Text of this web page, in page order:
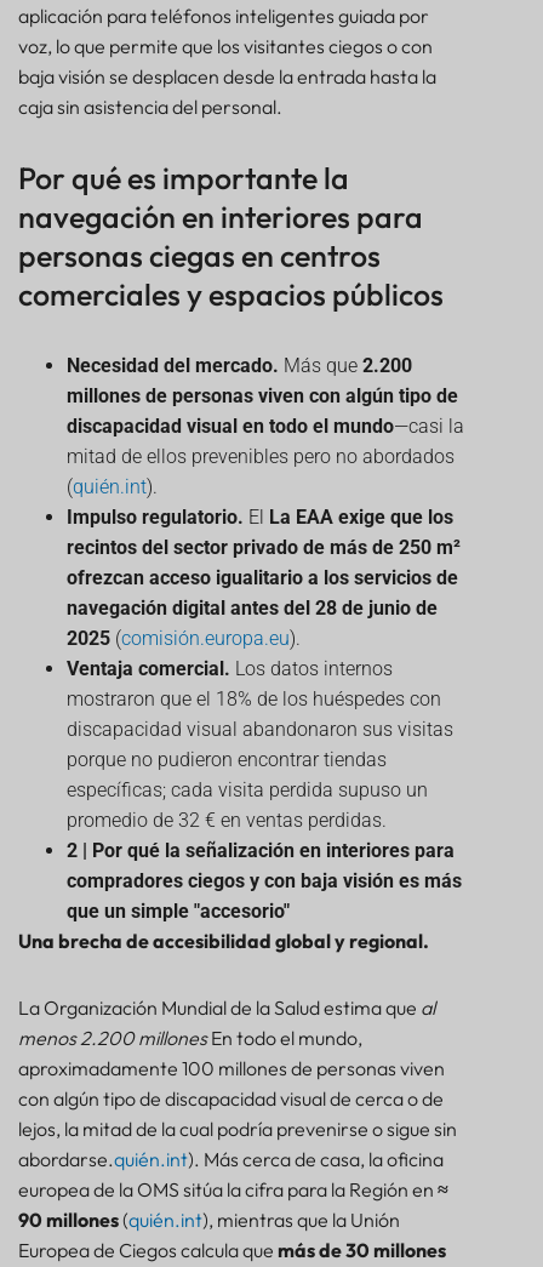
para personas ciegas en MetroMall
Por qué es importante la navegación en interiores
para personas ciegas en centros comerciales y
espacios públicos
Objetivos del sistema de señalización interior en
Sistema de navegación interior basado en
Bluetooth AoA: configuración de la puerta de
enlace AG4
Ejemplo de flujo de datos (ilustrativo)
Batería, latencia y rendimiento: qué esperar (regla
general)
Aspectos destacados de la implementación
Pruebas de navegación en interiores para
compradores ciegos en MetroMall
Métricas de éxito de la señalización en interiores:
precisión, tasas de finalización y ROI
Cómo la navegación en interiores para personas
con discapacidad visual impulsó los ingresos y el
cumplimiento normativo de los centros comerciales
Lado de los costos
Ahorros directos
Elevación de línea superior
Dividendo de prevención de riesgos
Intangibles que aún afectan el estado de
resultados
Resumen del ROI
navegación interior para personas ciegas en
MetroMall
Puntos clave: Bluetooth AoA para el cumplimiento
de la EAA y el retorno de la inversión comercial
aplicación para teléfonos inteligentes guiada por
voz, lo que permite que los visitantes ciegos o con
baja visión se desplacen desde la entrada hasta la
caja sin asistencia del personal.
Por qué es importante la
navegación en interiores para
personas ciegas en centros
comerciales y espacios públicos
Necesidad del mercado. Más que 2.200
millones de personas viven con algún tipo de
discapacidad visual en todo el mundo—casi la
mitad de ellos prevenibles pero no abordados
(quién.int).
Impulso regulatorio. El La EAA exige que los
recintos del sector privado de más de 250 m²
ofrezcan acceso igualitario a los servicios de
navegación digital antes del 28 de junio de
2025 (comisión.europa.eu).
Ventaja comercial. Los datos internos
mostraron que el 18% de los huéspedes con
discapacidad visual abandonaron sus visitas
porque no pudieron encontrar tiendas
específicas; cada visita perdida supuso un
promedio de 32 € en ventas perdidas.
2 | Por qué la señalización en interiores para
compradores ciegos y con baja visión es más
que un simple "accesorio"
Una brecha de accesibilidad global y regional.
La Organización Mundial de la Salud estima que al
menos 2.200 millonesEn todo el mundo,
aproximadamente 100 millones de personas viven
con algún tipo de discapacidad visual de cerca o de
lejos, la mitad de la cual podría prevenirse o sigue sin
abordarse.quién.int). Más cerca de casa, la oficina
europea de la OMS sitúa la cifra para la Región en ≈
90 millones(quién.int), mientras que la Unión
Europea de Ciegos calcula que más de 30 millones